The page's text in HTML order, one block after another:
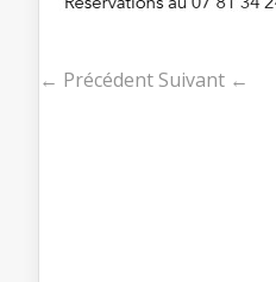
← Précédent Suivant ←